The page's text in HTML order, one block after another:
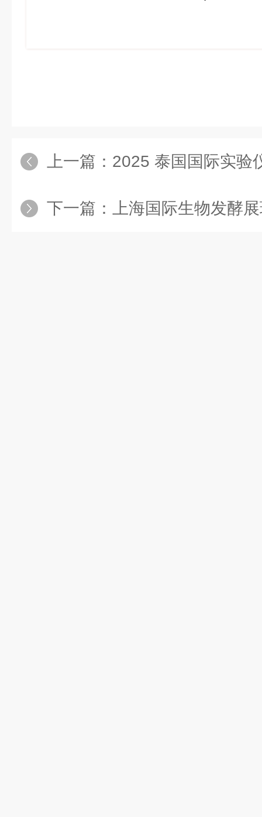
上一篇： 2025 泰国国际实验仪器、分析检
下一篇： 上海国际生物发酵展现场直击|